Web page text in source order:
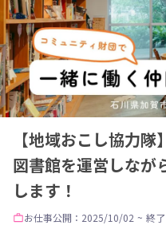
【地域おこし協力隊
図書館を運営しなが
します！
お仕事公開：2025/10/02 ~ 終